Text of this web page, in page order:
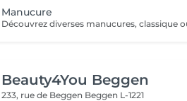
Manucure
Beauty4You Beggen
233, rue de Beggen Beggen L-1221